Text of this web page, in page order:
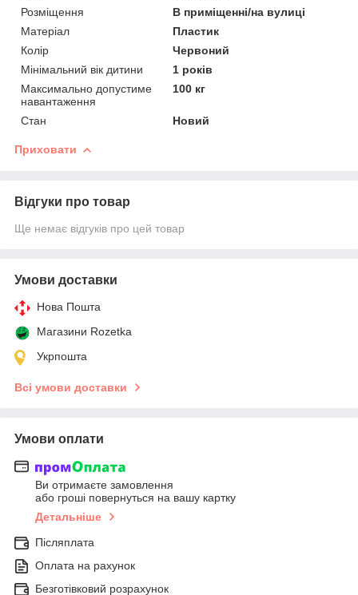
Розміщення
В приміщенні/на вулиці
Матеріал
Пластик
Колір
Червоний
Мінімальний вік дитини
1 років
Максимально допустиме
навантаження
100 кг
Стан Новий
Приховати
Відгуки про товар
Ще немає відгуків про цей товар
Умови доставки
Нова Пошта
Магазини Rozetka
Укрпошта
Всі умови доставки
Умови оплати
Ви отримаєте замовлення
або гроші повернуться на вашу картку
Детальніше
Післяплата
Оплата на рахунок
Безготівковий розрахунок